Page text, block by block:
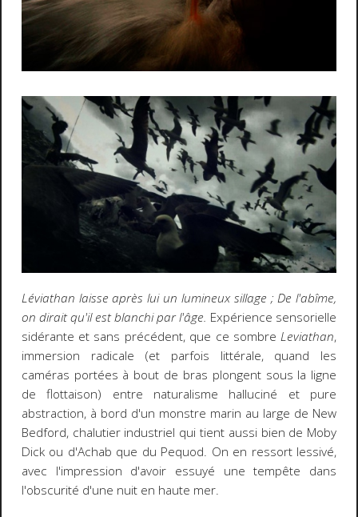
Léviathan laisse après lui un lumineux sillage ; De l'abîme,
on dirait qu'il est blanchi par l'âge. Expérience sensorielle
sidérante et sans précédent, que ce sombreLeviathan,
immersion radicale (et parfois littérale, quand les
caméras portées à bout de bras plongent sous la ligne
de flottaison) entre naturalisme halluciné et pure
abstraction, à bord d'un monstre marin au large de New
Bedford, chalutier industriel qui tient aussi bien de Moby
Dick ou d'Achab que du Pequod. On en ressort lessivé,
avec l'impression d'avoir essuyé une tempête dans
l'obscurité d'une nuit en haute mer.